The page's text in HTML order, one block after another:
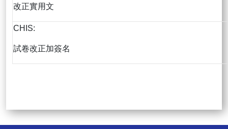
改正實用文
CHIS:
試卷改正加簽名